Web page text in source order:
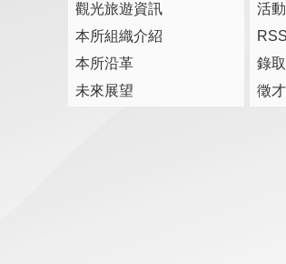
觀光旅遊資訊
本所組織介紹
本所沿革
未來展望
活
錄
徵